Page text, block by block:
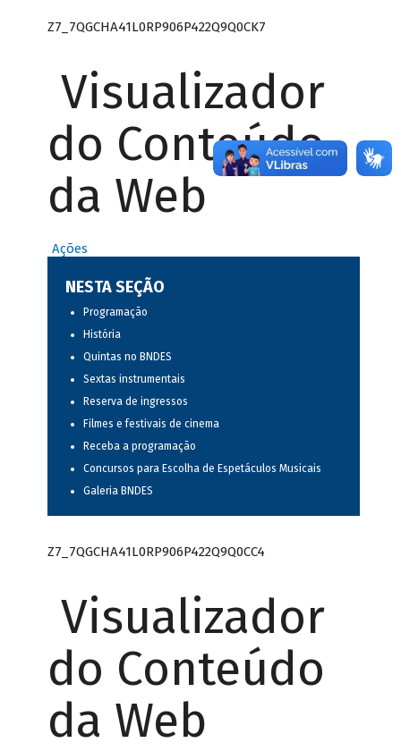
Z7_7QGCHA41L0RP906P422Q9Q0CK7
Visualizador
do Conteúdo
da Web
Ações
NESTA SEÇÃO
Programação
História
Quintas no BNDES
Sextas instrumentais
Reserva de ingressos
Filmes e festivais de cinema
Receba a programação
Concursos para Escolha de Espetáculos Musicais
Galeria BNDES
Z7_7QGCHA41L0RP906P422Q9Q0CC4
Visualizador
do Conteúdo
da Web